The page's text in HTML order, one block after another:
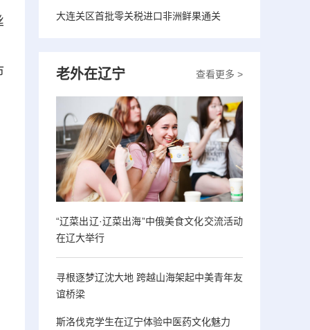
大连关区首批零关税进口非洲鲜果通关
查看更多 >
老外在辽宁
“辽菜出辽·辽菜出海”中俄美食文化交流活动
在辽大举行
寻根逐梦辽沈大地 跨越山海架起中美青年友
谊桥梁
斯洛伐克学生在辽宁体验中医药文化魅力